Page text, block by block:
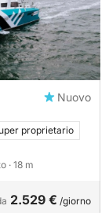
Nuovo
proprietario
· 18 m
2.529 € /giorno